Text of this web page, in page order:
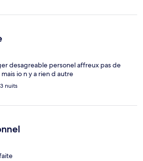
desagreable personel affreux pas de
io n y a rien d autre
nuits